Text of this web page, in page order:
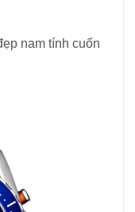
nam tính cuốn